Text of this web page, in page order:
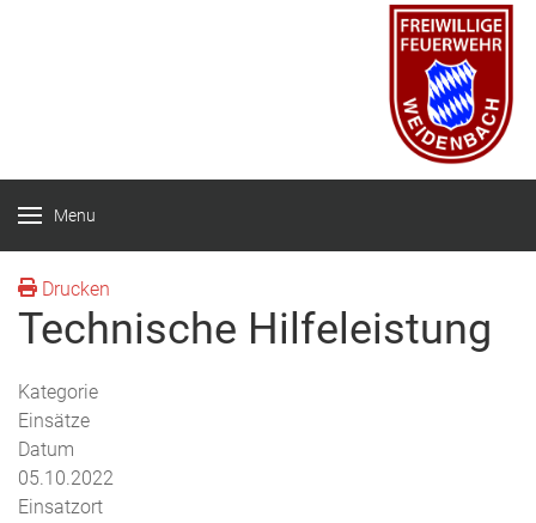
Menu
Drucken
Technische Hilfeleistung
Kategorie
Einsätze
Datum
05.10.2022
Einsatzort